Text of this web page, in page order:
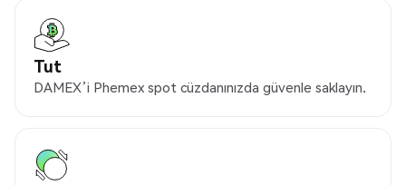
Tut
DAMEX’i Phemex spot cüzdanınızda güvenle saklayın.